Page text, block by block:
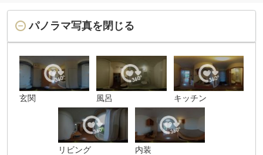
パノラマ写真を閉じる
玄関 風呂 キッチン
リビング 内装